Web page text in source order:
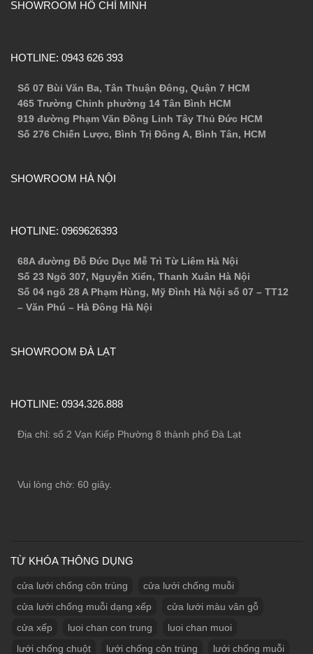
SHOWROOM HỒ CHÍ MINH
HOTLINE: 0943 626 393
Số 07 Bùi Văn Ba, Tân Thuận Ðông, Quận 7 HCM
465 Trường Chinh phường 14 Tân Bình HCM
919 đường Phạm Văn Đồng Linh Tây Thủ Đức HCM
Số 276 Chiến Lược, Bình Trị Đông A, Bình Tân, HCM
SHOWROOM HÀ NỘI
HOTLINE: 0969626393
68A đường Đỗ Đức Dục Mễ Trì Từ Liêm Hà Nội
Số 23 Ngõ 307, Nguyễn Xiển, Thanh Xuân Hà Nội
Số 04 ngõ 28 A Phạm Hùng, Mỹ Đình Hà Nội số 07 – TT12
– Văn Phú – Hà Đông Hà Nội
SHOWROOM ĐÀ LẠT
HOTLINE: 0934.326.888
Địa chỉ: số 2 Vạn Kiếp Phường 8 thành phố Đà Lạt
Vui lòng chờ: 60 giây.
TỪ KHÓA THÔNG DỤNG
cửa lưới chống côn trùng
cửa lưới chống muỗi
cửa lưới chống muỗi dạng xếp
cửa lưới màu vân gỗ
cửa xếp
luoi chan con trung
luoi chan muoi
lưới chống chuột
lưới chống côn trùng lưới chống muỗi